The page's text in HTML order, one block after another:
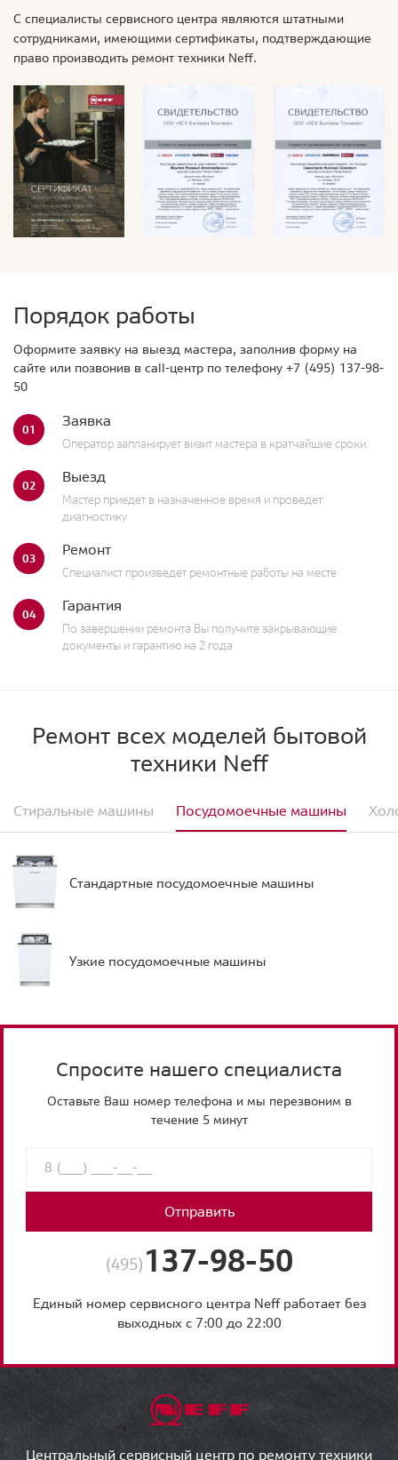
С специалисты сервисного центра являются штатными
сотрудниками, имеющими сертификаты, подтверждающие
право производить ремонт техники Neff.
Порядок работы
Оформите заявку на выезд мастера, заполнив форму на
сайте или позвонив в call-центр по телефону +7 (495) 137-98-
50
01 Заявка
Оператор запланирует визит мастера в кратчайшие сроки.
02 Выезд
Мастер приедет в назначенное время и проведет
диагностику
03 Ремонт
Специалист произведет ремонтные работы на месте
04 Гарантия
По завершении ремонта Вы получите закрывающие
документы и гарантию на 2 года
Ремонт всех моделей бытовой
техники Neff
Стиральные машины Посудомоечные машины
Стандартные посудомоечные машины
Узкие посудомоечные машины
Спросите нашего специалиста
Оставьте Ваш номер телефона и мы перезвоним в
течение 5 минут
Отправить
(495) 137-98-50
Единый номер сервисного центра Neff работает без
выходных с 7:00 до 22:00
Центральный сервисный центр по ремонту техники